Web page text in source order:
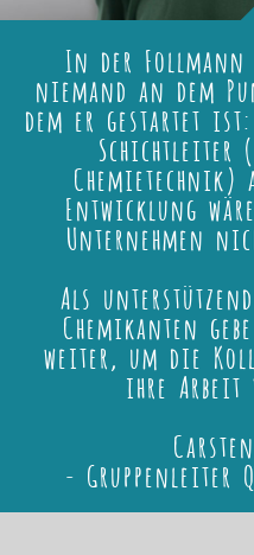
In der Follmann
niemand an dem
dem er gestartet
Schichtleiter
Chemietechnik)
Entwicklung
Unternehmen
Als
Chemikanten
weiter, um die
ihre Arbeit
- Gruppenleiter